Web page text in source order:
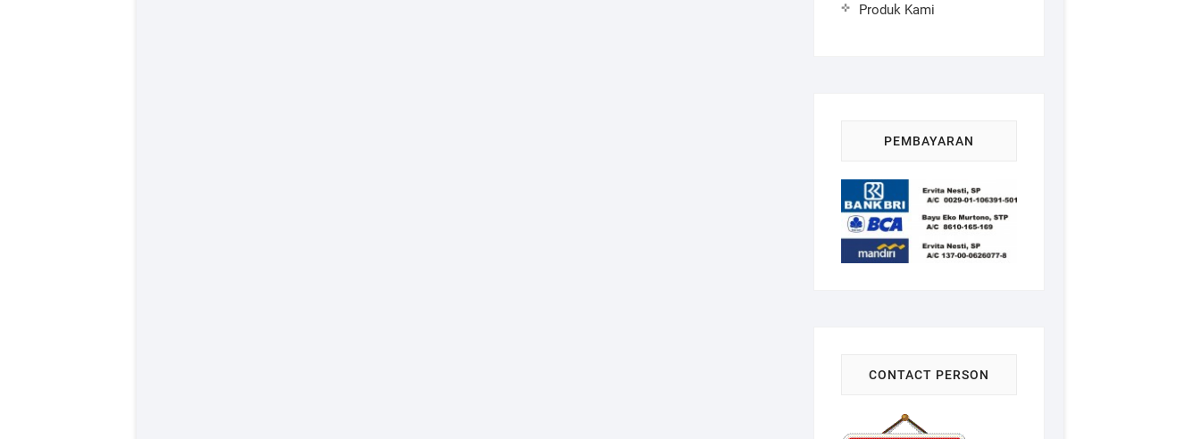
Produk Kami
PEMBAYARAN
CONTACT PERSON